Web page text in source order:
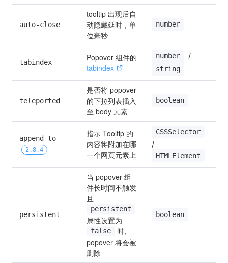
auto-close
tooltip 出现后自
动隐藏延时，单
位毫秒
number
tabindex
tabindex
number /
string
teleported
是否将 popover
的下拉列表插入
至 body 元素
boolean
append-to
2.8.4
指示 Tooltip 的
内容将附加在哪
一个网页元素上
CSSSelector
/
HTMLElement
persistent
当 popover 组
件长时间不触发
persistent
false
时,
popover 将会被
删除
boolean